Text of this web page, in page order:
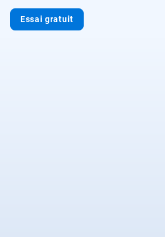
Essai gratuit